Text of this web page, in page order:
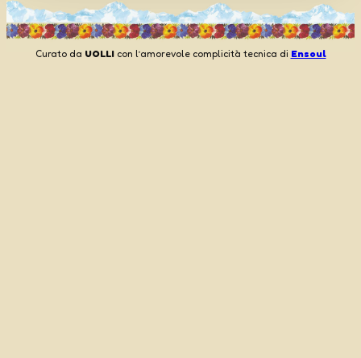
Curato da UOLLIcon l’amorevole complicità tecnica di Ensoul